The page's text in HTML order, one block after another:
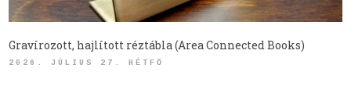
Gravírozott, hajlított réztábla (Area Connected Books)
2026. JÚLIUS 27. HÉTFŐ